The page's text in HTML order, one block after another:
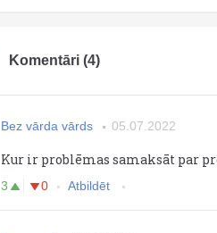
Komentāri (4)
Bez vārda vārds 05.07.2022
Kur ir problēmas samaksāt par
3 0 Atbildēt